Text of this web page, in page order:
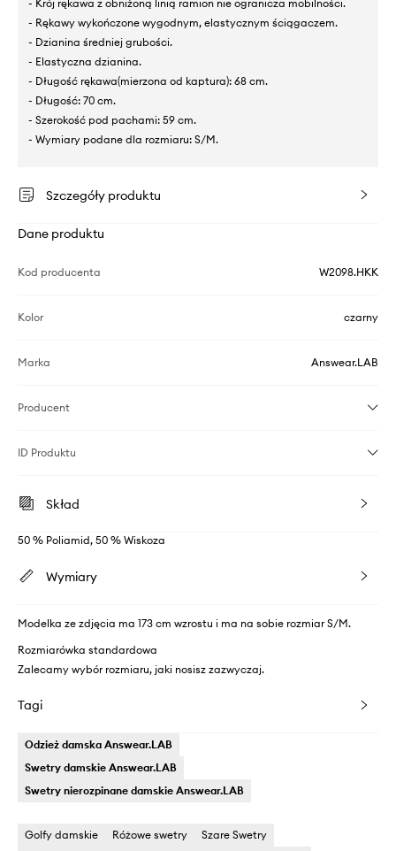
- Krój rękawa z obniżoną linią ramion nie ogranicza mobilności.
- Rękawy wykończone wygodnym, elastycznym ściągaczem.
- Dzianina średniej grubości.
- Elastyczna dzianina.
- Długość rękawa(mierzona od kaptura): 68 cm.
- Długość: 70 cm.
- Szerokość pod pachami: 59 cm.
- Wymiary podane dla rozmiaru: S/M.
Szczegóły produktu
Dane produktu
Kod producenta W2098.HKK
Kolor czarny
Marka Answear.LAB
Producent
ID Produktu
Skład
50 % Poliamid, 50 % Wiskoza
Wymiary
Modelka ze zdjęcia ma 173 cm wzrostu i ma na sobie rozmiar S/M.
Rozmiarówka standardowa
Zalecamy wybór rozmiaru, jaki nosisz zazwyczaj.
Tagi
Odzież damska Answear.LAB
Swetry damskie Answear.LAB
Swetry nierozpinane damskie Answear.LAB
Golfy damskie Różowe swetry
Szare Swetry